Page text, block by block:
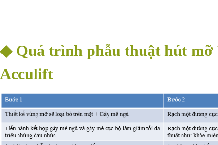
◆ Quá trình phẫu thuật hút mỡ
Acculift